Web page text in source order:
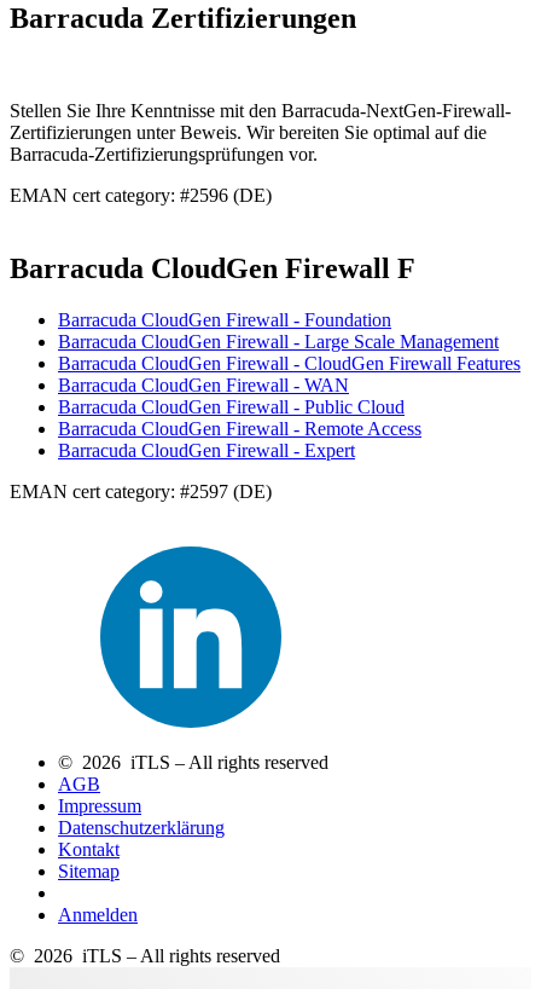
Barracuda Zertifizierungen
Stellen Sie Ihre Kenntnisse mit den Barracuda-NextGen-Firewall-
Zertifizierungen unter Beweis. Wir bereiten Sie optimal auf die
Barracuda-Zertifizierungsprüfungen vor.
EMAN cert category: #2596 (DE)
Barracuda CloudGen Firewall F
Barracuda CloudGen Firewall - Foundation
Barracuda CloudGen Firewall - Large Scale Management
Barracuda CloudGen Firewall - CloudGen Firewall Features
Barracuda CloudGen Firewall - WAN
Barracuda CloudGen Firewall - Public Cloud
Barracuda CloudGen Firewall - Remote Access
Barracuda CloudGen Firewall - Expert
EMAN cert category: #2597 (DE)
© 2026 iTLS – All rights reserved
AGB
Impressum
Datenschutzerklärung
Kontakt
Sitemap
Anmelden
© 2026 iTLS – All rights reserved